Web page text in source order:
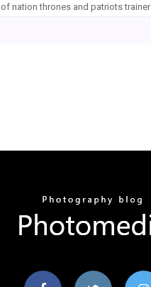
nation thrones and patriots trainer